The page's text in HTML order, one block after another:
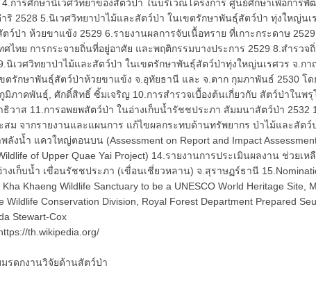
4.การศึกษานิเวศวิทยาของสัตว์ป่า ในบริเวณโครงการ ศูนย์ศึกษาเพื่อการ
ริ 2528 5.นิเวศวิทยาป่าไม้และสัตว์ป่า ในเขตรักษาพันธุ์สัตว์ป่า ทุ่งใหญ่นเ
ว์ป่า ห้วยขาแข้ง 2529 6.รายงานผลการจับเนื้อทราย ที่เกาะกระดาษ
ศไทย การกระจายถิ่นที่อยู่อาศัย และพฤติกรรมบางประการ 2529 8.สำรวจ
นิเวศวิทยาป่าไม้และสัตว์ป่า ในเขตรักษาพันธุ์สัตว์ป่าทุ่งใหญ่นเรศวร จ.ก
ตรักษาพันธุ์สัตว์ป่าห้วยขาแข้ง จ.อุทัยธานี และ จ.ตาก กุมภาพันธ์ 2530 โด
มิภาคพันธุ์, ศักดิ์สิทธิ์ ซิ้มเจริญ 10.การสำรวจเบื้องต้นเกี่ยวกับ สัตว์ป่าในพรุ
ธิวาส 11.การอพยพสัตว์ป่า ในอ่างเก็บน้ำรัชชประภา สัมมนาสัตว์ป่า 2532
สม จากรายงานและแผนการ แก้ไขผลกระทบด้านทรัพยากร ป่าไม้และสัตว์
ลังน้ำ แควใหญ่ตอนบน (Assessment on Report and Impact
of Upper Quae Yai Project) 14.รายงานการประเมินผลงาน ช่วยเ
งเก็บน้ำ เขื่อนรัชชประภา (เขื่อนเชี่ยวหลาน) จ.สุราษฏร์ธานี
Kha Khaeng Wildlife Sanctuary to be a UNESCO World Heritage Site,
Wildlife Conservation Division, Royal Forest Department Prepared
Stewart-Cox
th.wikipedia.org/
รดกงานวิจัยด้านสัตว์ป่า